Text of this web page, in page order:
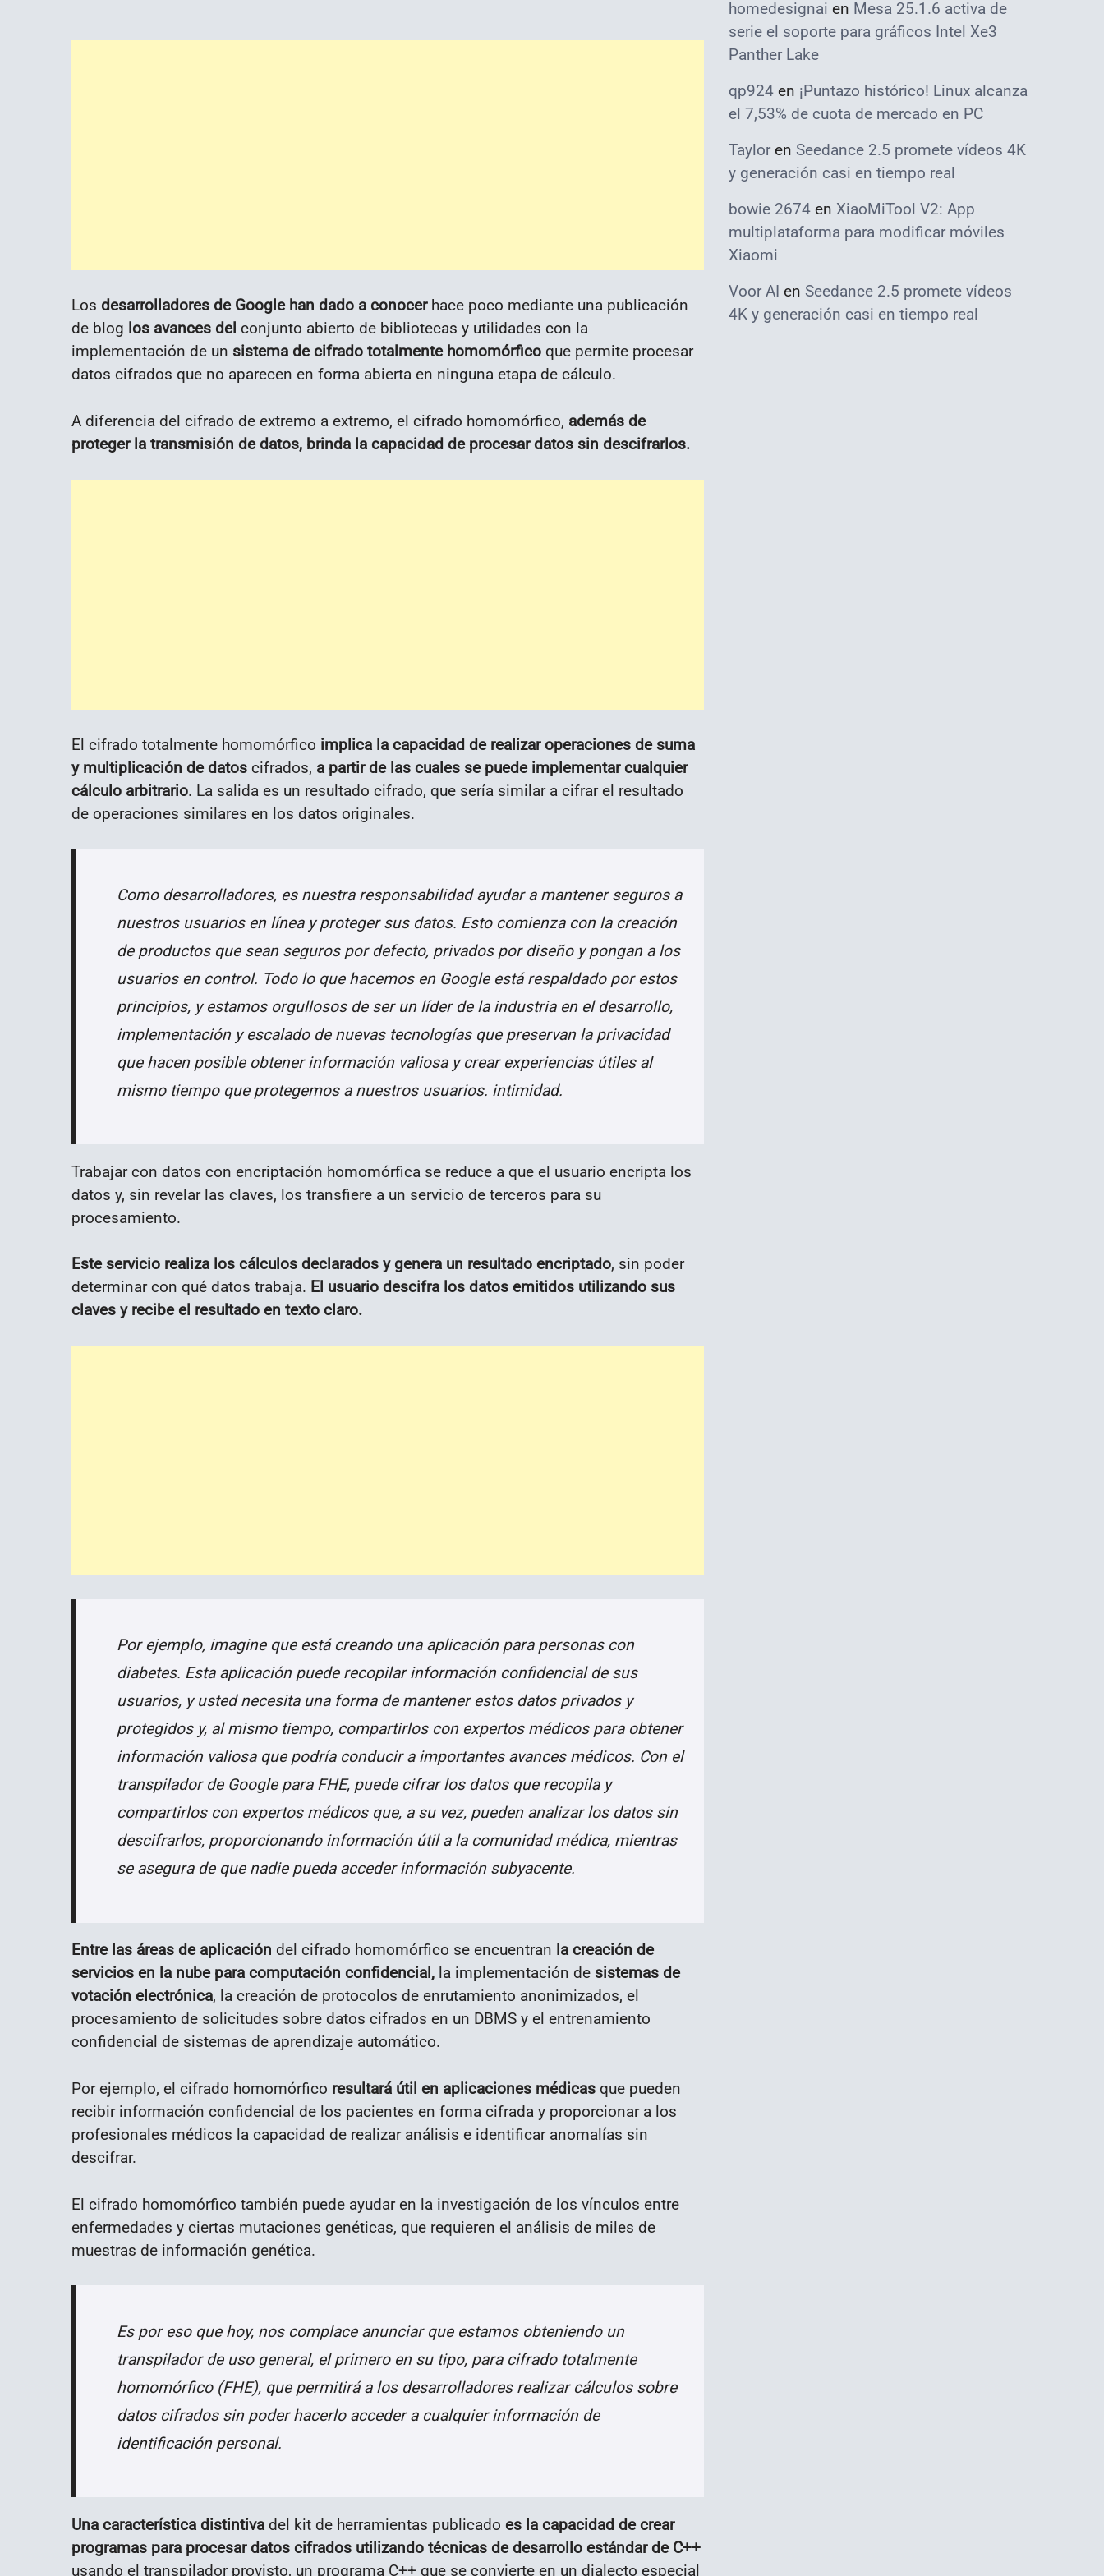
Los desarrolladores de Google han dado a conocerhace poco mediante una publicación
de blog los avances del conjunto abierto de bibliotecas y utilidades con la
implementación de un sistema de cifrado totalmente homomórfico que permite procesar
datos cifrados que no aparecen en forma abierta en ninguna etapa de cálculo.
A diferencia del cifrado de extremo a extremo, el cifrado homomórfico, además de
proteger la transmisión de datos, brinda la capacidad de procesar datos sin descifrarlos.
El cifrado totalmente homomórfico implica la capacidad de realizar operaciones de suma
y multiplicación de datos cifrados, a partir de las cuales se puede implementar cualquier
cálculo arbitrario. La salida es un resultado cifrado, que sería similar a cifrar el resultado
de operaciones similares en los datos originales.
Como desarrolladores, es nuestra responsabilidad ayudar a mantener seguros a
nuestros usuarios en línea y proteger sus datos. Esto comienza con la creación
de productos que sean seguros por defecto, privados por diseño y pongan a los
usuarios en control. Todo lo que hacemos en Google está respaldado por estos
principios, y estamos orgullosos de ser un líder de la industria en el desarrollo,
implementación y escalado de nuevas tecnologías que preservan la privacidad
que hacen posible obtener información valiosa y crear experiencias útiles al
mismo tiempo que protegemos a nuestros usuarios. intimidad.
Trabajar con datos con encriptación homomórfica se reduce a que el usuario encripta los
datos y, sin revelar las claves, los transfiere a un servicio de terceros para su
procesamiento.
Este servicio realiza los cálculos declarados y genera un resultado encriptado, sin poder
determinar con qué datos trabaja. El usuario descifra los datos emitidos utilizando sus
claves y recibe el resultado en texto claro.
Por ejemplo, imagine que está creando una aplicación para personas con
diabetes. Esta aplicación puede recopilar información confidencial de sus
usuarios, y usted necesita una forma de mantener estos datos privados y
protegidos y, al mismo tiempo, compartirlos con expertos médicos para obtener
información valiosa que podría conducir a importantes avances médicos. Con el
transpilador de Google para FHE, puede cifrar los datos que recopila y
compartirlos con expertos médicos que, a su vez, pueden analizar los datos sin
descifrarlos, proporcionando información útil a la comunidad médica, mientras
se asegura de que nadie pueda acceder información subyacente.
Entre las áreas de aplicación del cifrado homomórfico se encuentran la creación de
servicios en la nube para computación confidencial, la implementación de sistemas de
votación electrónica, la creación de protocolos de enrutamiento anonimizados, el
procesamiento de solicitudes sobre datos cifrados en un DBMS y el entrenamiento
confidencial de sistemas de aprendizaje automático.
Por ejemplo, el cifrado homomórfico resultará útil en aplicaciones médicas que pueden
recibir información confidencial de los pacientes en forma cifrada y proporcionar a los
profesionales médicos la capacidad de realizar análisis e identificar anomalías sin
descifrar.
El cifrado homomórfico también puede ayudar en la investigación de los vínculos entre
enfermedades y ciertas mutaciones genéticas, que requieren el análisis de miles de
muestras de información genética.
Es por eso que hoy, nos complace anunciar que estamos obteniendo un
transpilador de uso general, el primero en su tipo, para cifrado totalmente
homomórfico (FHE), que permitirá a los desarrolladores realizar cálculos sobre
datos cifrados sin poder hacerlo acceder a cualquier información de
identificación personal.
Una característica distintiva del kit de herramientas publicado es la capacidad de crear
programas para procesar datos cifrados utilizando técnicas de desarrollo estándar de C++
usando el transpilador provisto, un programa C++ que se convierte en un dialecto especial
homedesignai en Mesa 25.1.6 activa de
serie el soporte para gráficos Intel Xe3
Panther Lake
qp924 en ¡Puntazo histórico! Linux alcanza
el 7,53% de cuota de mercado en PC
Taylor en Seedance 2.5 promete vídeos 4K
y generación casi en tiempo real
bowie 2674 en XiaoMiTool V2: App
multiplataforma para modificar móviles
Xiaomi
Voor AI en Seedance 2.5 promete vídeos
4K y generación casi en tiempo real